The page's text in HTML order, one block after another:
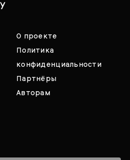
О проекте
Политика
конфиденциальности
Партнёры
Авторам